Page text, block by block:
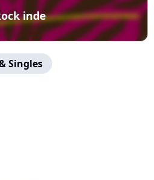
inde
Singles